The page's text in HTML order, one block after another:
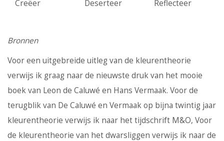
Creëer
Deserteer
Reflecteer
Bronnen
Voor een uitgebreide uitleg van de kleurentheorie
verwijs ik graag naar de nieuwste druk van het mooie
boek van Leon de Caluwé en Hans Vermaak. Voor de
terugblik van De Caluwé en Vermaak op bijna twintig jaar
kleurentheorie verwijs ik naar het tijdschrift M&O, Voor
de kleurentheorie van het dwarsliggen verwijs ik naar de